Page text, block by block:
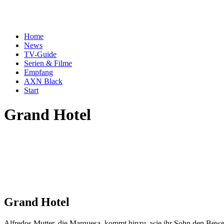
Home
News
TV-Guide
Serien & Filme
Empfang
AXN Black
Start
Grand Hotel
Grand Hotel